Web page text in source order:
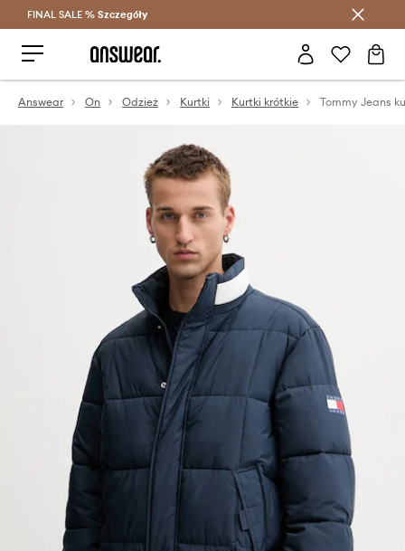
Oszczędzaj z Answear Club >
FINAL SALE % Szczegóły
Answear On Odzież Kurtki Kurtki krótkie Tommy Jeans